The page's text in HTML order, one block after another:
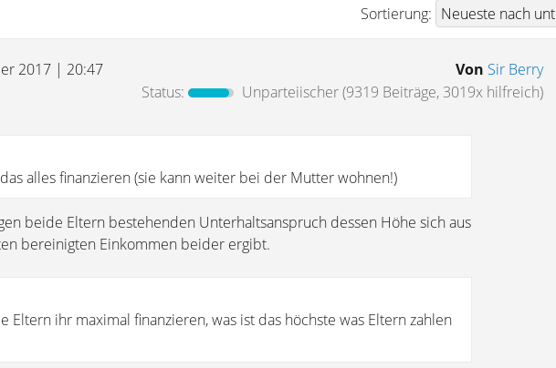
Sortierung:
2017 | 20:47 Von Sir Berry
Status:
Unparteiischer(9319 Beiträge, 3019x hilfreich)
alles finanzieren (sie kann weiter bei der Mutter wohnen!)
beide Eltern bestehenden Unterhaltsanspruch dessen Höhe sich aus
bereinigten Einkommen beider ergibt.
Eltern ihr maximal finanzieren, was ist das höchste was Eltern zahlen